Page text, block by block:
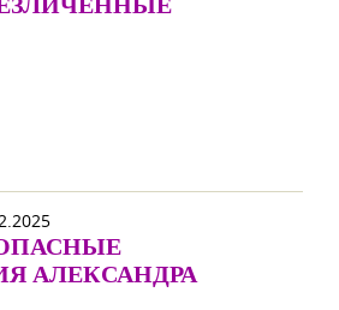
АЛЕКСАНДРА